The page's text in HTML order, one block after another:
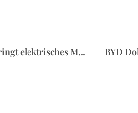
S4 Honcho: Livewire bringt elektrisches Minibike BYD